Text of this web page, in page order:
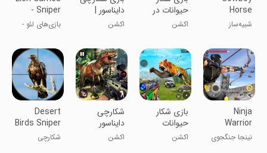
Horse
Riding
Simulation :
west
شبیه‌ساز
تفنگ غرب
وحشی
حیوانات در
جنگل | بازی
اکشن
دایناسور |
بازی تفنگی
اکشن
- Sniper
Hunting
بازی‌های لئو -
تک‌تیرانداز
Ninja
Warrior
Assassin
نینجا جنگجوی
بازی شکار
حیوانات
اکشن
شکارچی
دایناسور
اکشن
Desert
Birds Sniper
Shooter 3D
شکارچی